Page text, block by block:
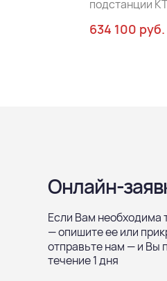
подстанции
634 100 руб.
Онлайн-
Если Вам необходима
— опишите ее или
отправьте нам — и Вы
течение 1 дня